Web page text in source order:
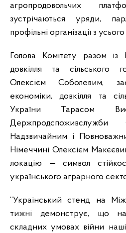
агропродовольчих
зустрічаються уряди,
профільні організації з усього
Голова Комітету разом із
довкілля та сільського
Олексієм Соболевим,
економіки, довкілля та
України Тарасом
Держпродспоживслужби
Надзвичайним і
Німеччині Олексієм
локацію
—
символ
українського аграрного
“Український стенд на
тижні демонструє, що
складних умовах війни